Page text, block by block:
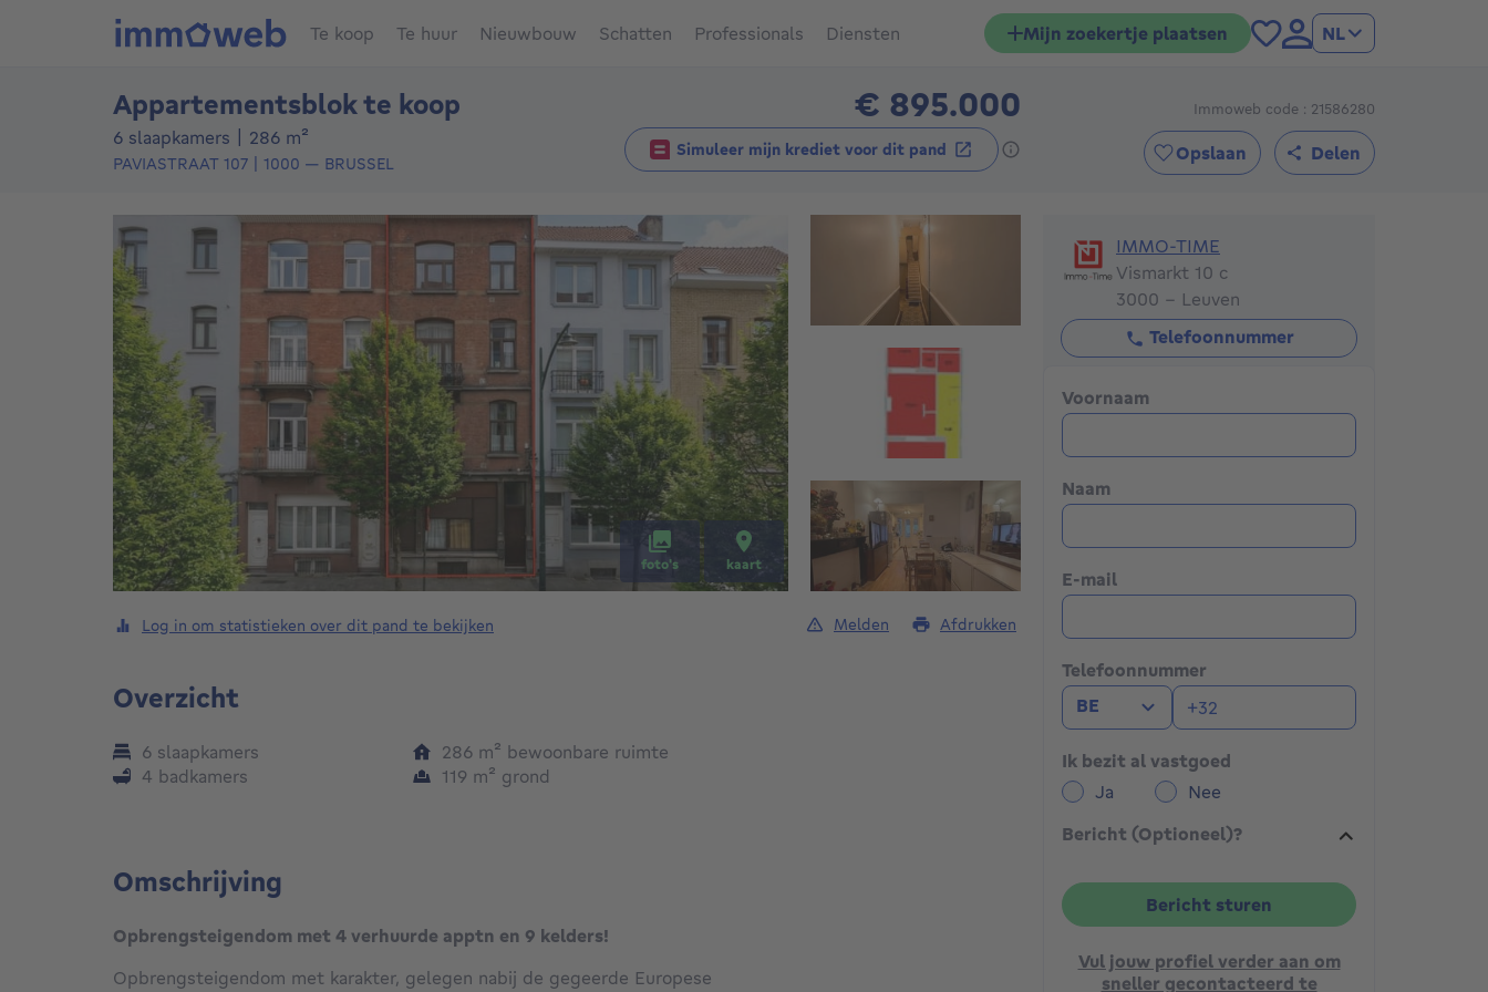
Te koop Te huur Nieuwbouw Schatten Professionals Diensten Mijn zoekertje plaatsen NL
Appartementsblok te koop € 895.000895000€
6 slaapkamers 286 m²
PAVIASTRAAT 107 1000 — BRUSSEL
Simuleer mijn krediet voor dit pand
Immoweb code : 21586280
Opslaan Delen
foto's kaart
IMMO-TIME
IMMO-TIME
Vismarkt 10 c
3000 - Leuven
Telefoonnummer
Voornaam
Naam
E-mail
Telefoonnummer
BE
Ik bezit al vastgoed
Ja
Nee
Bericht (Optioneel)?
Bericht sturen
Vul jouw profiel verder aan om
sneller gecontacteerd te
Log in om statistieken over dit pand te bekijken Melden Afdrukken
Overzicht
6 slaapkamers
4 badkamers
286 m² vierkante meters
bewoonbare ruimte
119 m² vierkante meters
grond
Omschrijving
Opbrengsteigendom met 4 verhuurde apptn en 9 kelders!
Opbrengsteigendom met karakter, gelegen nabij de gegeerde Europese